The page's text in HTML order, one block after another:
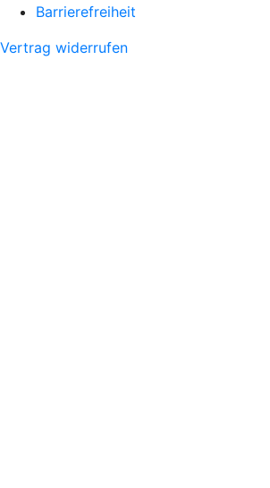
Barrierefreiheit
Vertrag widerrufen